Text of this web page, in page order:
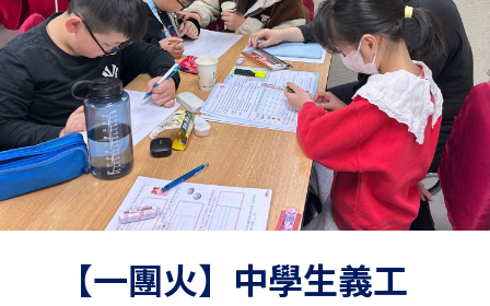
【一團火】中學生義工